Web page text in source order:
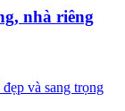
nhà riêng